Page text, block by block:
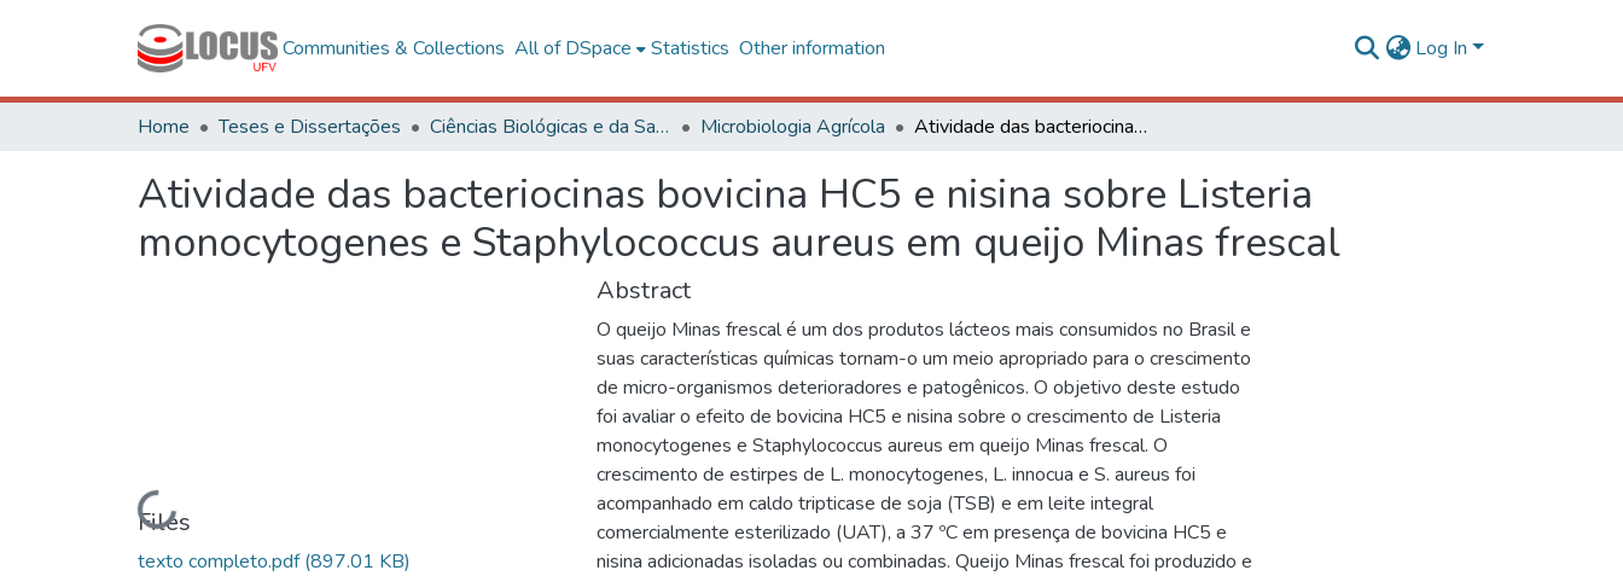
Communities & Collections All of DSpace Statistics Other information Log In
Home Teses e Dissertações Ciências Biológicas e da Saúde Microbiologia Agrícola Atividade das bacteriocinas bovicina HC5 e nisina sobre Listeria monocytogenes e Staphylococcus aureus em queijo Minas frescal
Atividade das bacteriocinas bovicina HC5 e nisina sobre Listeria
monocytogenes e Staphylococcus aureus em queijo Minas frescal
Loading...
Files
texto completo.pdf(897.01 KB)
Abstract
O queijo Minas frescal é um dos produtos lácteos mais consumidos no Brasil e
suas características químicas tornam-o um meio apropriado para o crescimento
de micro-organismos deterioradores e patogênicos. O objetivo deste estudo
foi avaliar o efeito de bovicina HC5 e nisina sobre o crescimento de Listeria
monocytogenes e Staphylococcus aureus em queijo Minas frescal. O
crescimento de estirpes de L. monocytogenes, L. innocua e S. aureus foi
acompanhado em caldo tripticase de soja (TSB) e em leite integral
comercialmente esterilizado (UAT), a 37 ºC em presença de bovicina HC5 e
nisina adicionadas isoladas ou combinadas. Queijo Minas frescal foi produzido e